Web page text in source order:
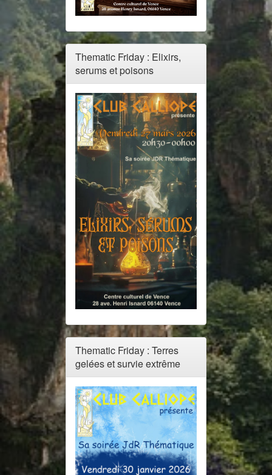
Thematic Friday : Elixirs,
serums et poisons
Thematic Friday : Terres
gelées et survie extrême